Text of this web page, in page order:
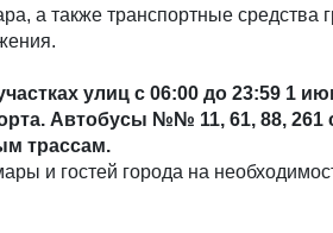
а также транспортные средства
улиц с 06:00 до 23:59 1
Автобусы №№ 11, 61, 88, 261
трассам.
и гостей города на